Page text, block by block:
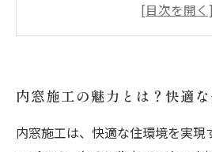
快適な居住空間を手に入れ
法
内窓施工の魅力とは？快適
内窓施工は、快適な住環境を実現